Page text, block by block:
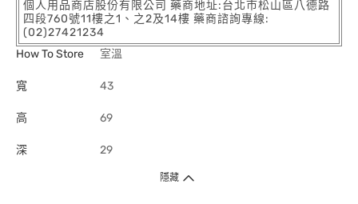
個人用品商店股份有限公司 藥商地址:台北市松山區八德路
四段760號11樓之1、之2及14樓 藥商諮詢專線:
(02)27421234
How To Store
室溫
寬 43
高 69
深 29
隱藏